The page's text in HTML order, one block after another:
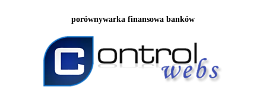
porównywarka finansowa banków